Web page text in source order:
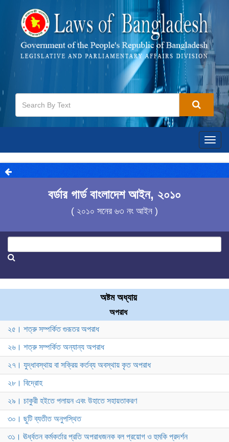
বর্ডার গার্ড বাংলাদেশ আইন, ২০১০
( ২০১০ সনের ৬৩ নং আইন )
অষ্টম অধ্যায়
অপরাধ
২৫। শত্রু সম্পর্কিত গুরূতর অপরাধ
২৬। শত্রু সম্পর্কিত অন্যান্য অপরাধ
২৭। যুদ্ধাবস্থায় বা সক্রিয় কর্তব্য অবস্থায় কৃত অপরাধ
২৮। বিদ্রোহ
২৯। চাকুরী হইতে পলায়ন এবং উহাতে সহায়তাকরণ
৩০। ছুটি ব্যতীত অনুপস্থিত
৩১। ঊর্ধ্বতন কর্মকর্তার প্রতি অপরাধজনক বল প্রয়োগ ও হুমকি প্রদর্শন